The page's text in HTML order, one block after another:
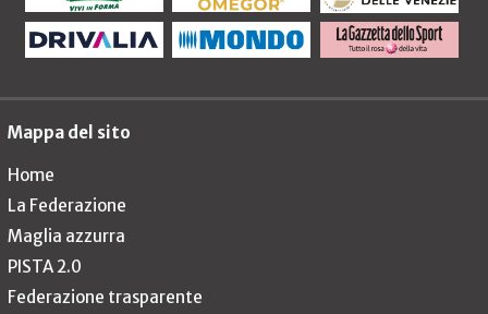
Mappa del sito
Home
La Federazione
Maglia azzurra
PISTA 2.0
Federazione trasparente